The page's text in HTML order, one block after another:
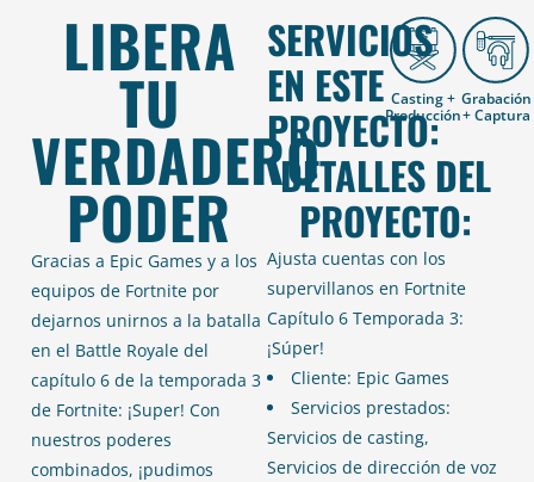
LIBERA
TU
VERDADERO
PODER
Gracias a Epic Games y a los
equipos de Fortnite por
dejarnos unirnos a la batalla
en el Battle Royale del
capítulo 6 de la temporada 3
de Fortnite: ¡Super! Con
nuestros poderes
combinados, ¡pudimos
SERVICIOS
EN ESTE
PROYECTO:
Casting +
Producción
Grabación
+ Captura
DETALLES DEL
PROYECTO:
Ajusta cuentas con los
supervillanos en Fortnite
Capítulo 6 Temporada 3:
¡Súper!
Cliente: Epic Games
Servicios prestados:
Servicios de casting,
Servicios de dirección de voz